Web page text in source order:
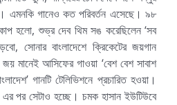
এমনকি গানেও কত পরিবর্তন এসেছে। ৯৮
হলো, শুভ্র দেব থিম সঙ করেছিলেন ‘সব
সোনার বাংলাদেশে ক্রিকেটের জয়গান
মানেই আসিফের গাওয়া ‘বেশ বেশ সাবাশ
গানটি টেলিভিশনে প্রচারিত হওয়া।
পর সেটাও হচ্ছে। চমক হাসান ইউটিউবে